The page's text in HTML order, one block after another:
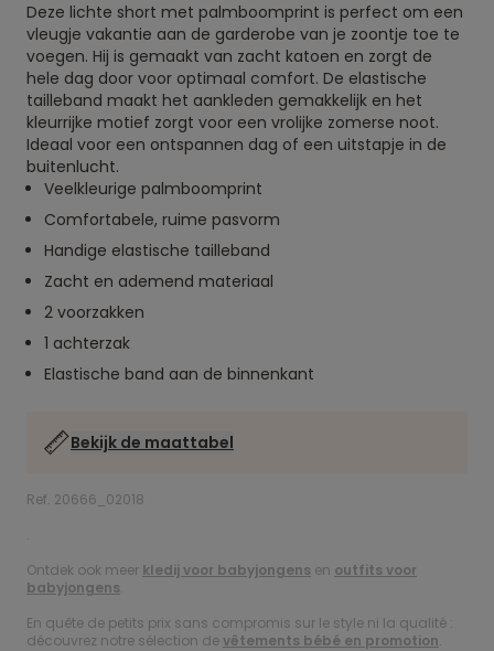
Deze lichte short met palmboomprint is perfect om een
vleugje vakantie aan de garderobe van je zoontje toe te
voegen. Hij is gemaakt van zacht katoen en zorgt de
hele dag door voor optimaal comfort. De elastische
tailleband maakt het aankleden gemakkelijk en het
kleurrijke motief zorgt voor een vrolijke zomerse noot.
Ideaal voor een ontspannen dag of een uitstapje in de
buitenlucht.
Veelkleurige palmboomprint
Comfortabele, ruime pasvorm
Handige elastische tailleband
Zacht en ademend materiaal
2 voorzakken
1 achterzak
Elastische band aan de binnenkant
Bekijk de maattabel
Ref. 20666_02018
.
Ontdek ook meer kledij voor babyjongens en outfits voor
babyjongens.
En quête de petits prix sans compromis sur le style ni la qualité :
découvrez notre sélection devêtements bébé en promotion.